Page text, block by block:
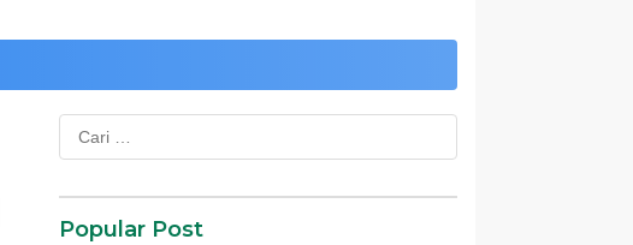
Cari
untuk:
Popular Post